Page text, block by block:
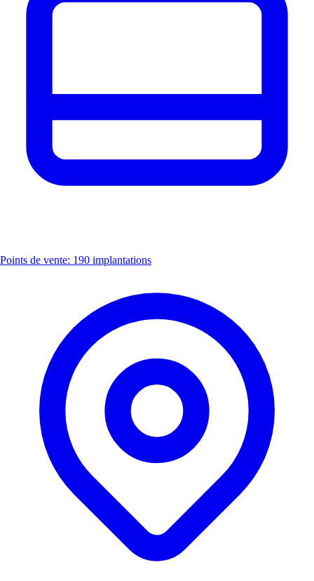
Points de vente: 190 implantations